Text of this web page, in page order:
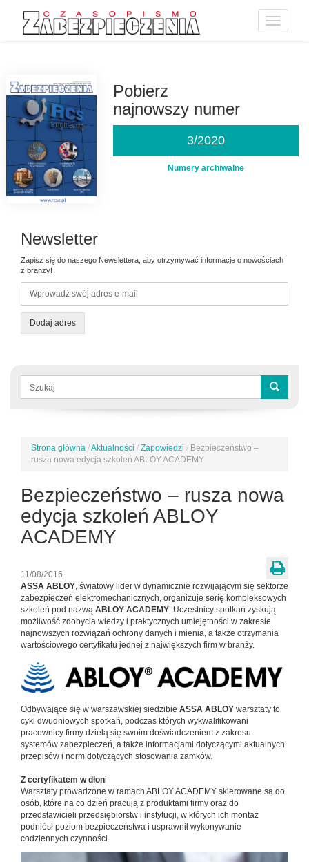
Toggle
Pobierz
najnowszy numer
3/2020
Numery archiwalne
Newsletter
Zapisz się do naszego Newslettera, aby otrzymywać informacje o nowościach
z branży!
Dodaj adres
Formularz
wyszukiwania
Jesteś
tutaj
Strona główna /Aktualności / Zapowiedzi / Bezpieczeństwo –
rusza nowa edycja szkoleń ABLOY ACADEMY
Bezpieczeństwo – rusza nowa
edycja szkoleń ABLOY
ACADEMY
11/08/2016
ASSA ABLOY, światowy lider w dynamicznie rozwijającym się sektorze
zabezpieczeń elektromechanicznych, organizuje serię kompleksowych
szkoleń pod nazwą ABLOY ACADEMY. Uczestnicy spotkań zyskują
możliwość zdobycia wiedzy i praktycznych umiejętności w zakresie
najnowszych rozwiązań ochrony danych i mienia, a także otrzymania
wartościowego certyfikatu jednej z największych firm w branży.
Odbywające się w warszawskiej siedzibie ASSA ABLOY warsztaty to
cykl dwudniowych spotkań, podczas których wykwalifikowani
pracownicy firmy dzielą się swoim doświadczeniem z zakresu
systemów zabezpieczeń, a także informacjami dotyczącymi aktualnych
przepisów i norm dotyczących stosowania zamków.
Z certyfikatem w dłoni
Warsztaty prowadzone w ramach ABLOY ACADEMY skierowane są do
osób, które na co dzień pracują z produktami firmy oraz do
przedstawicieli przedsiębiorstw i instytucji, w których ich montaż
podniósł poziom bezpieczeństwa i usprawnił wykonywanie
codziennych czynności.